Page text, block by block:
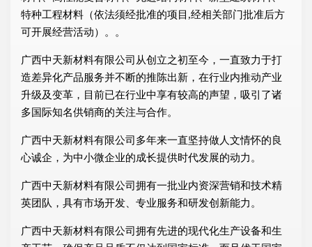
特种工程材料（依法须经批准的项目,经相关部门批准后方
可开展经营活动）。。
广西中天新材料有限公司从创立之初至今，一直致力于打
造差异化产品服务并不断的推陈出新，在行业内推动产业
升级及变革，目前已在行业中享有较高的声望，吸引了诸
多国际知名供销商的关注与合作。
广西中天新材料有限公司多年来一直坚持做人文情怀的良
心诚企，为中小微企业的成长提供时代发展的动力。
广西中天新材料有限公司拥有一批业内资深营销和技术精
英团队，具有市场开发、专业服务和研发创新能力。
广西中天新材料有限公司拥有先进的现代化生产设备和生